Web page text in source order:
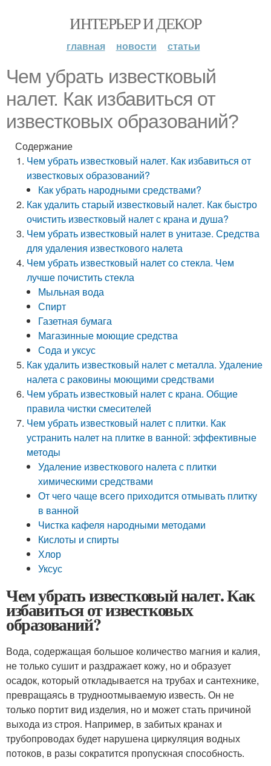
ИНТЕРЬЕР И ДЕКОР
главная новости статьи
Чем убрать известковый
налет. Как избавиться от
известковых образований?
Содержание
Чем убрать известковый налет. Как избавиться от
известковых образований?
Как убрать народными средствами?
Как удалить старый известковый налет. Как быстро
очистить известковый налет с крана и душа?
Чем убрать известковый налет в унитазе. Средства
для удаления известкового налета
Чем убрать известковый налет со стекла. Чем
лучше почистить стекла
Мыльная вода
Спирт
Газетная бумага
Магазинные моющие средства
Сода и уксус
Как удалить известковый налет с металла. Удаление
налета с раковины моющими средствами
Чем убрать известковый налет с крана. Общие
правила чистки смесителей
Чем убрать известковый налет с плитки. Как
устранить налет на плитке в ванной: эффективные
методы
Удаление известкового налета с плитки
химическими средствами
От чего чаще всего приходится отмывать плитку
в ванной
Чистка кафеля народными методами
Кислоты и спирты
Хлор
Уксус
Чем убрать известковый налет. Как
избавиться от известковых
образований?
Вода, содержащая большое количество магния и калия,
не только сушит и раздражает кожу, но и образует
осадок, который откладывается на трубах и сантехнике,
превращаясь в трудноотмываемую известь. Он не
только портит вид изделия, но и может стать причиной
выхода из строя. Например, в забитых кранах и
трубопроводах будет нарушена циркуляция водных
потоков, в разы сократится пропускная способность.